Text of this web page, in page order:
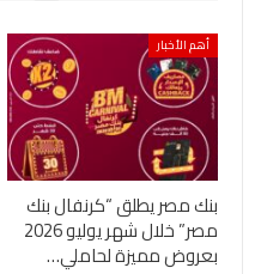
أهم الأخبار
بنك مصر يطلق “كرنفال بنك
مصر” خلال شهر يوليو 2026
بعروض مميزة لحاملي…